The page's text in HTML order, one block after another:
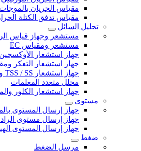
مقياس الجريان
مقياس تدفق الكتلة
تحليل السائل
مستشعر وجهاز قياس
مستشعر ومقياس EC
جهاز استشعار الأوكسجين
جهاز استشعار التعكر
جهاز استشعار TSS / SS والمتر
محلل متعدد المعلمات
جهاز استشعار الكلور
مستوى
جهاز إرسال المستوى
جهاز إرسال مستوى
جهاز إرسال المستوى
ضغط
مرسل الضغط